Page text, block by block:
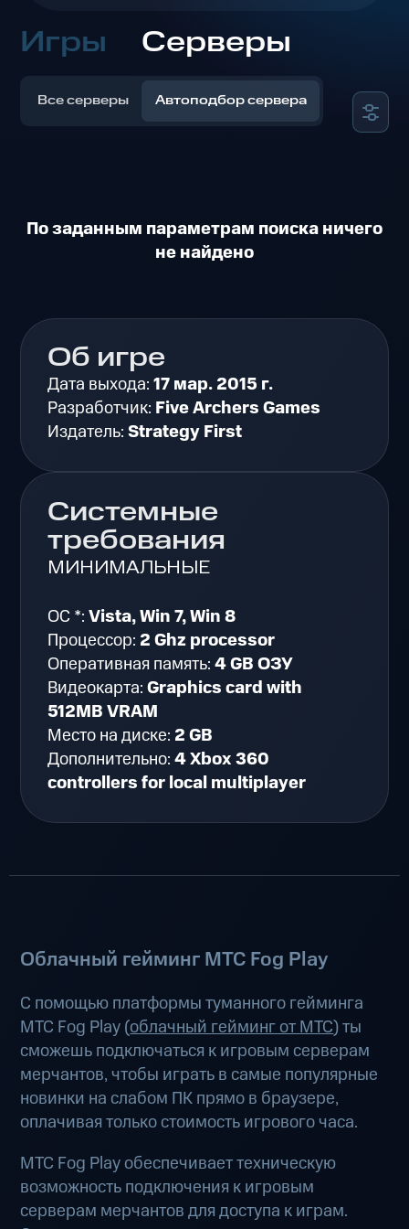
Игры Серверы
Все серверы Автоподбор сервера
По заданным параметрам поиска ничего
не найдено
Об игре
Дата выхода:17 мар. 2015 г.
Разработчик: Five Archers Games
Издатель:Strategy First
Системные
требования
МИНИМАЛЬНЫЕ
ОС *:Vista, Win 7, Win 8
Процессор: 2 Ghz processor
Оперативная память:4 GB ОЗУ
Видеокарта:Graphics card with
512MB VRAM
Место на диске: 2 GB
Дополнительно:4 Xbox 360
controllers for local multiplayer
Облачный гейминг МТС Fog Play
С помощью платформы туманного гейминга
МТС Fog Play (облачный гейминг от МТС) ты
сможешь подключаться к игровым серверам
мерчантов, чтобы играть в самые популярные
новинки на слабом ПК прямо в браузере,
оплачивая только стоимость игрового часа.
МТС Fog Play обеспечивает техническую
возможность подключения к игровым
серверам мерчантов для доступа к играм.